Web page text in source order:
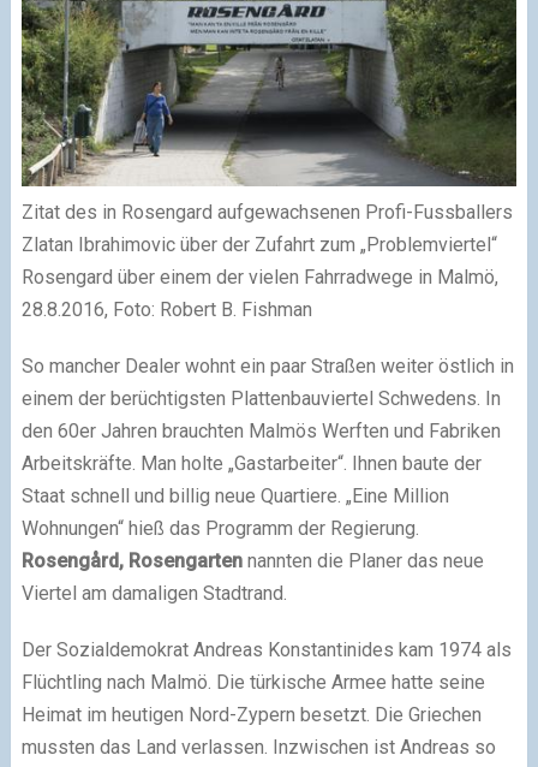
Zitat des in Rosengard aufgewachsenen Profi-Fussballers
Zlatan Ibrahimovic über der Zufahrt zum „Problemviertel“
Rosengard über einem der vielen Fahrradwege in Malmö,
28.8.2016, Foto: Robert B. Fishman
So mancher Dealer wohnt ein paar Straßen weiter östlich in
einem der berüchtigsten Plattenbauviertel Schwedens. In
den 60er Jahren brauchten Malmös Werften und Fabriken
Arbeitskräfte. Man holte „Gastarbeiter“. Ihnen baute der
Staat schnell und billig neue Quartiere. „Eine Million
Wohnungen“ hieß das Programm der Regierung.
Rosengård, Rosengartennannten die Planer das neue
Viertel am damaligen Stadtrand.
Der Sozialdemokrat Andreas Konstantinides kam 1974 als
Flüchtling nach Malmö. Die türkische Armee hatte seine
Heimat im heutigen Nord-Zypern besetzt. Die Griechen
mussten das Land verlassen. Inzwischen ist Andreas so